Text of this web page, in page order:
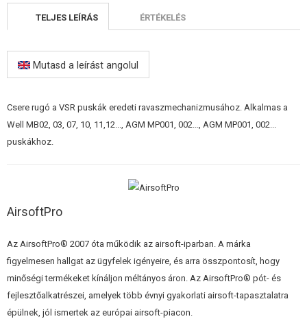
PÓTALKATRÉSZEK FEGYVEREKHEZ
ÖNVÉDELMI FELSZERELÉSEK, KÉPZÉS, KÉSEK
OUTDOOR, BUSHCRAFT
ÉPÍTŐKÉSZLETEK, MODELLEK
HÍREK
TELJES LEÍRÁS ÉRTÉKELÉS
Mutasd a leírást angolul
Csere rugó a VSR puskák eredeti ravaszmechanizmusához. Alkalmas a
Well MB02, 03, 07, 10, 11,12..., AGM MP001, 002..., AGM MP001, 002...
puskákhoz.
AirsoftPro
Az AirsoftPro® 2007 óta működik az airsoft-iparban. A márka
figyelmesen hallgat az ügyfelek igényeire, és arra összpontosít, hogy
minőségi termékeket kínáljon méltányos áron. Az AirsoftPro® pót- és
fejlesztőalkatrészei, amelyek több évnyi gyakorlati airsoft-tapasztalatra
épülnek, jól ismertek az európai airsoft-piacon.